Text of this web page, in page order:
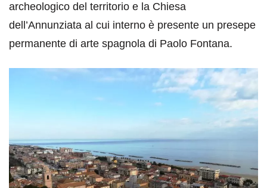
archeologico del territorio e la Chiesa
dell’Annunziata al cui interno è presente un presepe
permanente di arte spagnola di Paolo Fontana.